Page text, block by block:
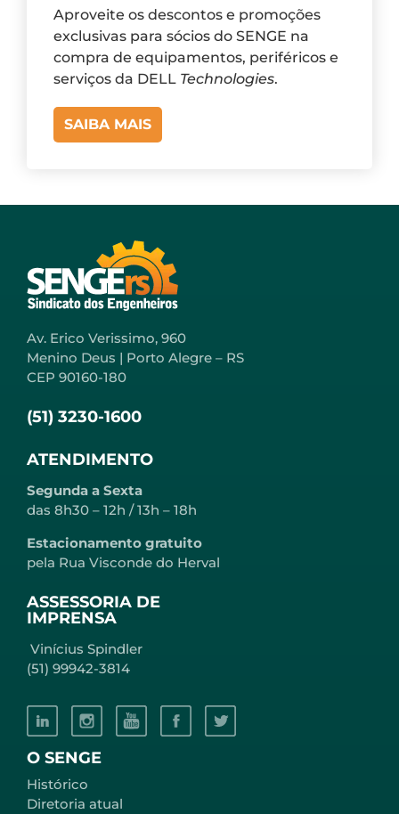
Aproveite os descontos e promoções
exclusivas para sócios do SENGE na
compra de equipamentos, periféricos e
serviços da DELL Technologies.
SAIBA MAIS
O SENGE
Histórico
Diretoria atual
Av. Erico Verissimo, 960
Menino Deus | Porto Alegre – RS
CEP 90160-180
(51) 3230-1600
ATENDIMENTO
Segunda a Sexta
das 8h30 – 12h / 13h – 18h
Estacionamento gratuito
pela Rua Visconde do Herval
ASSESSORIA DE
IMPRENSA
Vinícius Spindler
(51) 99942-3814